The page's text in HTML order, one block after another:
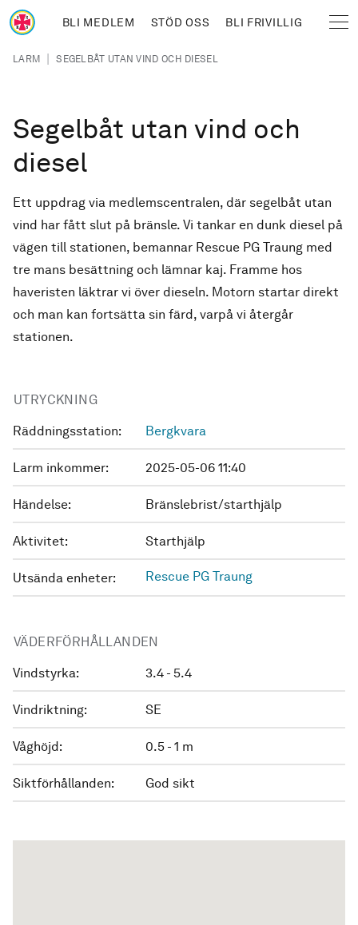
Hoppa till huvudinnehåll
BLI MEDLEM STÖD OSS BLI FRIVILLIG
Länkstig
LARM | SEGELBÅT UTAN VIND OCH DIESEL
Segelbåt utan vind och
diesel
Ett uppdrag via medlemscentralen, där segelbåt utan
vind har fått slut på bränsle. Vi tankar en dunk diesel på
vägen till stationen, bemannar Rescue PG Traung med
tre mans besättning och lämnar kaj. Framme hos
haveristen läktrar vi över dieseln. Motorn startar direkt
och man kan fortsätta sin färd, varpå vi återgår
stationen.
UTRYCKNING
Räddningsstation: Bergkvara
Larm inkommer: 2025-05-06 11:40
Händelse: Bränslebrist/starthjälp
Aktivitet: Starthjälp
Utsända enheter: Rescue PG Traung
VÄDERFÖRHÅLLANDEN
Vindstyrka: 3.4 - 5.4
Vindriktning: SE
Våghöjd: 0.5 - 1 m
Siktförhållanden: God sikt